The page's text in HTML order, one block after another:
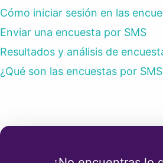
Cómo iniciar sesión en las
Enviar una encuesta por SMS
Resultados y análisis de
¿Qué son las encuestas por